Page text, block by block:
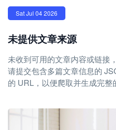
Sat Jul 04 2026
未提供文章来源
未收到可用的文章内容或链接
请提交包含多篇文章信息的
的 URL，以便爬取并生成完整